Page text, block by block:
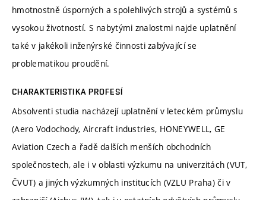
hmotnostně úsporných a spolehlivých strojů a systémů s
vysokou životností. S nabytými znalostmi najde uplatnění
také v jakékoli inženýrské činnosti zabývající se
problematikou proudění.
CHARAKTERISTIKA PROFESÍ
Absolventi studia nacházejí uplatnění v leteckém průmyslu
(Aero Vodochody, Aircraft industries, HONEYWELL, GE
Aviation Czech a řadě dalších menších obchodních
společnostech, ale i v oblasti výzkumu na univerzitách (VUT,
ČVUT) a jiných výzkumných institucích (VZLU Praha) či v